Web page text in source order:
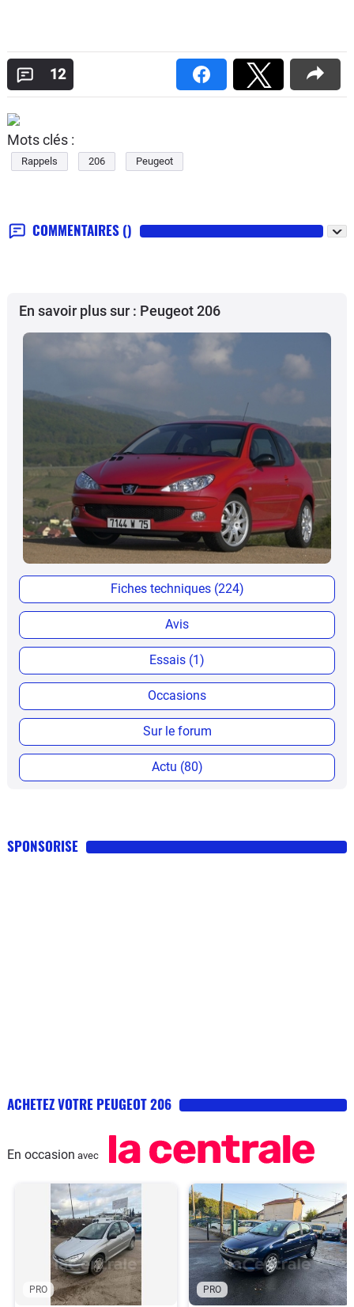
12
Mots clés :
Rappels 206 Peugeot
COMMENTAIRES ()
En savoir plus sur : Peugeot 206
Fiches techniques (224)
Avis
Essais (1)
Occasions
Sur le forum
Actu (80)
SPONSORISE
ACHETEZ VOTRE PEUGEOT 206
En occasion avec
PRO PRO